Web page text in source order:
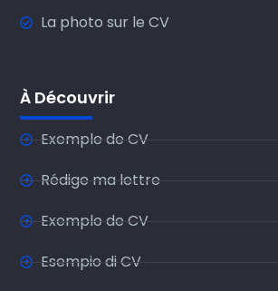
La photo sur le CV
À Découvrir
Exemple de CV
Rédige ma lettre
Exemplo de CV
Esempio di CV